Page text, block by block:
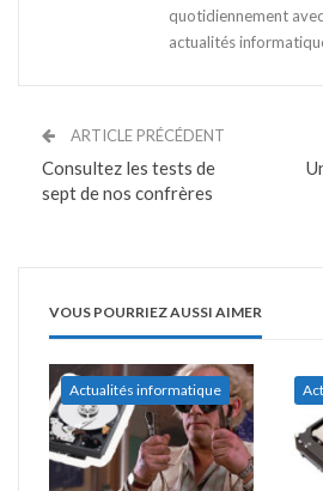
quotidiennement
actualités
ARTICLE PRÉCÉDENT
Consultez les tests de
sept de nos confrères
VOUS POURRIEZ AUSSI AIMER
Actualités informatique